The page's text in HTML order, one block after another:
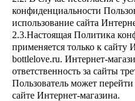
конфиденциальности
использование сайта
2.3.Настоящая Политика
применяется только к сайту
bottlelove.ru. Интернет-
ответственность за сайты
Пользователь может
сайте Интернет-магазина.